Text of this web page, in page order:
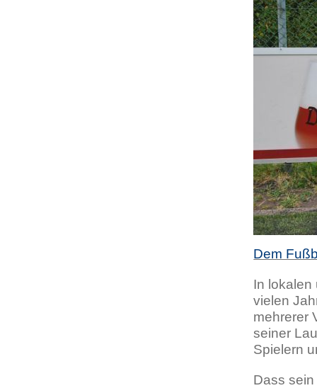
Dem
In lokalen
vielen
mehrerer
seiner
Spielern
Dass